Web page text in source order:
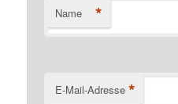
Name *
E-Mail-Adresse *